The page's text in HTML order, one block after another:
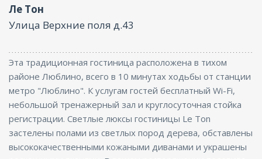
Ле Тон
Улица Верхние поля д.43
Эта традиционная гостиница расположена в тихом
районе Люблино, всего в 10 минутах ходьбы от станции
метро "Люблино". К услугам гостей бесплатный Wi-Fi,
небольшой тренажерный зал и круглосуточная стойка
регистрации. Светлые люксы гостиницы Le Ton
застелены полами из светлых пород дерева, обставлены
высококачественными кожаными диванами и украшены